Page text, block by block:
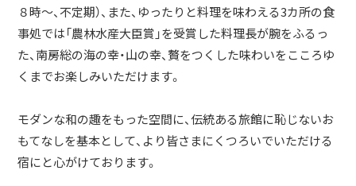
８時～、不定期）、また、ゆったりと料理を味わえる3カ所の食
事処では「農林水産大臣賞」を受賞した料理長が腕をふるっ
た、南房総の海の幸・山の幸、贅をつくした味わいをこころゆ
くまでお楽しみいただけます。
モダンな和の趣をもった空間に、伝統ある旅館に恥じないお
もてなしを基本として、より皆さまにくつろいでいただける
宿にと心がけております。